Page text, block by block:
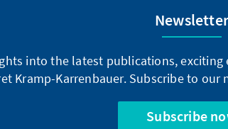
Newsletter
into the latest publications,
Kramp-Karrenbauer. Subscribe to
Subscribe